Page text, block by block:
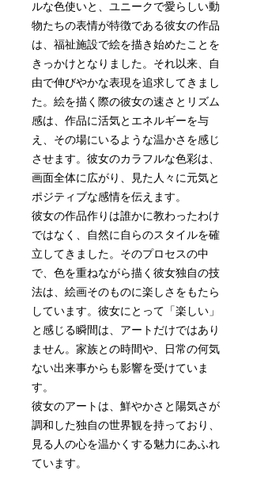
ルな色使いと、ユニークで愛らしい動
物たちの表情が特徴である彼女の作品
は、福祉施設で絵を描き始めたことを
きっかけとなりました。それ以来、自
由で伸びやかな表現を追求してきまし
た。絵を描く際の彼女の速さとリズム
感は、作品に活気とエネルギーを与
え、その場にいるような温かさを感じ
させます。彼女のカラフルな色彩は、
画面全体に広がり、見た人々に元気と
ポジティブな感情を伝えます。
彼女の作品作りは誰かに教わったわけ
ではなく、自然に自らのスタイルを確
立してきました。そのプロセスの中
で、色を重ねながら描く彼女独自の技
法は、絵画そのものに楽しさをもたら
しています。彼女にとって「楽しい」
と感じる瞬間は、アートだけではあり
ません。家族との時間や、日常の何気
ない出来事からも影響を受けていま
す。
彼女のアートは、鮮やかさと陽気さが
調和した独自の世界観を持っており、
見る人の心を温かくする魅力にあふれ
ています。